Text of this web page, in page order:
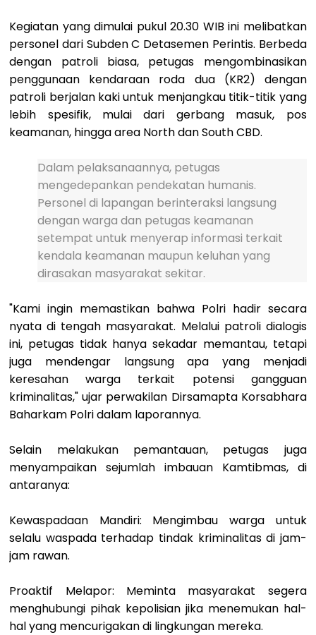
Kegiatan yang dimulai pukul 20.30 WIB ini melibatkan
personel dari Subden C Detasemen Perintis. Berbeda
dengan patroli biasa, petugas mengombinasikan
penggunaan kendaraan roda dua (KR2) dengan
patroli berjalan kaki untuk menjangkau titik-titik yang
lebih spesifik, mulai dari gerbang masuk, pos
keamanan, hingga area North dan South CBD.
Dalam pelaksanaannya, petugas
mengedepankan pendekatan humanis.
Personel di lapangan berinteraksi langsung
dengan warga dan petugas keamanan
setempat untuk menyerap informasi terkait
kendala keamanan maupun keluhan yang
dirasakan masyarakat sekitar.
"Kami ingin memastikan bahwa Polri hadir secara
nyata di tengah masyarakat. Melalui patroli dialogis
ini, petugas tidak hanya sekadar memantau, tetapi
juga mendengar langsung apa yang menjadi
keresahan warga terkait potensi gangguan
kriminalitas," ujar perwakilan Dirsamapta Korsabhara
Baharkam Polri dalam laporannya.
Selain melakukan pemantauan, petugas juga
menyampaikan sejumlah imbauan Kamtibmas, di
antaranya:
Kewaspadaan Mandiri: Mengimbau warga untuk
selalu waspada terhadap tindak kriminalitas di jam-
jam rawan.
Proaktif Melapor: Meminta masyarakat segera
menghubungi pihak kepolisian jika menemukan hal-
hal yang mencurigakan di lingkungan mereka.